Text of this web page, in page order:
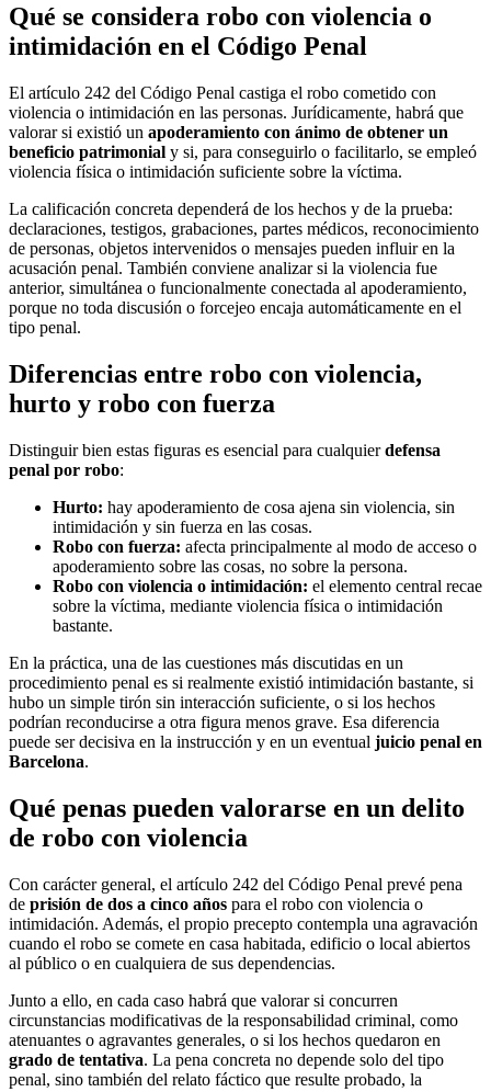
Qué se considera robo con violencia o
intimidación en el Código Penal
El artículo 242 del Código Penal castiga el robo cometido con
violencia o intimidación en las personas. Jurídicamente, habrá que
valorar si existió un apoderamiento con ánimo de obtener un
beneficio patrimonial y si, para conseguirlo o facilitarlo, se empleó
violencia física o intimidación suficiente sobre la víctima.
La calificación concreta dependerá de los hechos y de la prueba:
declaraciones, testigos, grabaciones, partes médicos, reconocimiento
de personas, objetos intervenidos o mensajes pueden influir en la
acusación penal. También conviene analizar si la violencia fue
anterior, simultánea o funcionalmente conectada al apoderamiento,
porque no toda discusión o forcejeo encaja automáticamente en el
tipo penal.
Diferencias entre robo con violencia,
hurto y robo con fuerza
Distinguir bien estas figuras es esencial para cualquierdefensa
penal por robo:
Hurto: hay apoderamiento de cosa ajena sin violencia, sin
intimidación y sin fuerza en las cosas.
Robo con fuerza: afecta principalmente al modo de acceso o
apoderamiento sobre las cosas, no sobre la persona.
Robo con violencia o intimidación: el elemento central recae
sobre la víctima, mediante violencia física o intimidación
bastante.
En la práctica, una de las cuestiones más discutidas en un
procedimiento penal es si realmente existió intimidación bastante, si
hubo un simple tirón sin interacción suficiente, o si los hechos
podrían reconducirse a otra figura menos grave. Esa diferencia
puede ser decisiva en la instrucción y en un eventual juicio penal en
Barcelona.
Qué penas pueden valorarse en un delito
de robo con violencia
Con carácter general, el artículo 242 del Código Penal prevé pena
de prisión de dos a cinco años para el robo con violencia o
intimidación. Además, el propio precepto contempla una agravación
cuando el robo se comete en casa habitada, edificio o local abiertos
al público o en cualquiera de sus dependencias.
Junto a ello, en cada caso habrá que valorar si concurren
circunstancias modificativas de la responsabilidad criminal, como
atenuantes o agravantes generales, o si los hechos quedaron en
grado de tentativa. La pena concreta no depende solo del tipo
penal, sino también del relato fáctico que resulte probado, la